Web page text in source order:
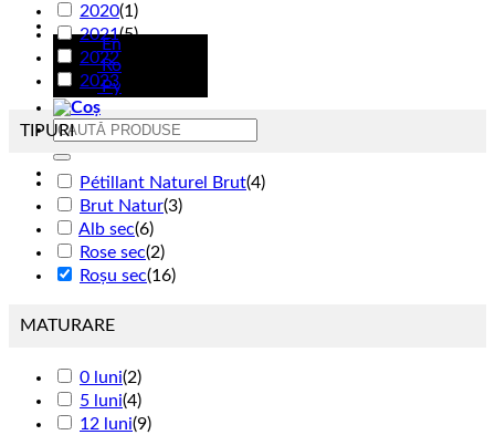
Ro
En
Ro
Ру
Caută
2020(1 )
2021(5)
2022(
2023(
TIPURI
Pétillant Naturel Brut(4)
Brut Natur(3)
Alb sec(6)
Rose sec(2)
Roșu sec(16)
MATURARE
0 luni(2)
5 luni(4)
12 luni(9)